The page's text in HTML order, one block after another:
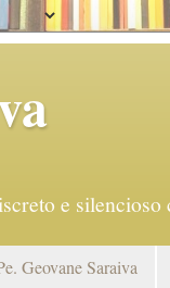
e
Geovane Saraiva